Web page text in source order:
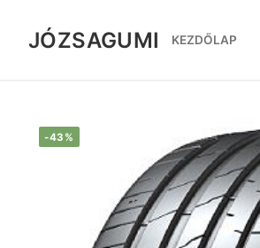
tartalomra
JÓZSAGUMI KEZDŐLAP
-43%